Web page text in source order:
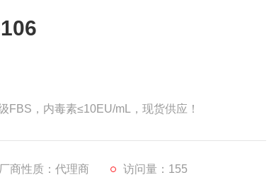
，内毒素≤10EU/mL，现货供应！
厂商性质：代理商 访问量：155